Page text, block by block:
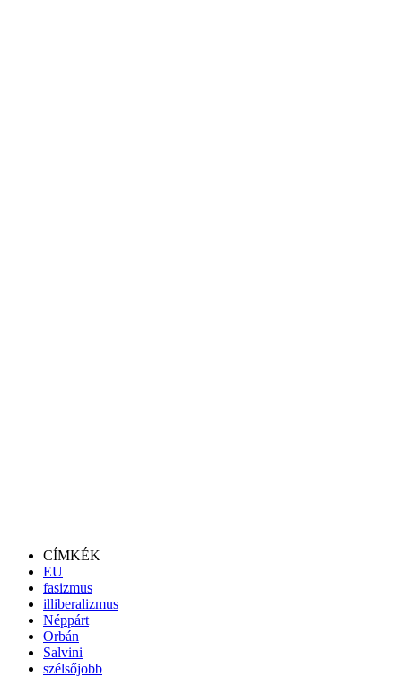
CÍMKÉK
EU
fasizmus
illiberalizmus
Néppárt
Orbán
Salvini
szélsőjobb